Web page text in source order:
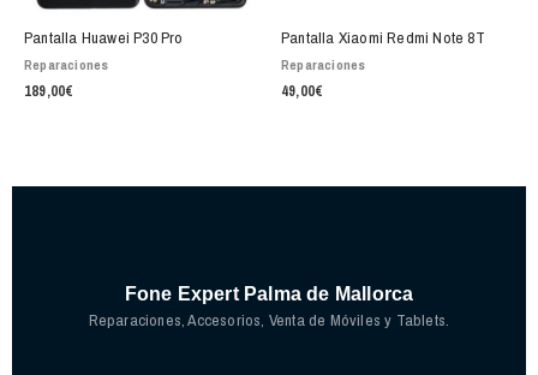
Pantalla Huawei P30 Pro
Reparaciones
189,00€
Pantalla Xiaomi Redmi Note 8T
Reparaciones
49,00€
Fone Expert Palma de Mallorca
Reparaciones, Accesorios, Venta de Móviles y Tablets.